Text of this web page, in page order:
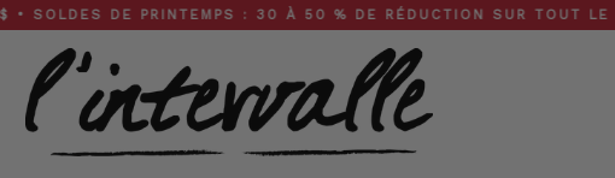
Skip
to
content
PRINTEMPS : 30 À 50 % DE RÉDUCTION SUR TOUT LE SITE •